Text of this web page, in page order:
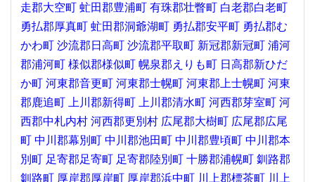
走郡大空町 虻田郡豊浦町 有珠郡壮瞥町 白老郡白老町
勇払郡厚真町 虻田郡洞爺湖町 勇払郡安平町 勇払郡む
かわ町 沙流郡日高町 沙流郡平取町 新冠郡新冠町 浦河
郡浦河町 様似郡様似町 幌泉郡えりも町 日高郡新ひだ
か町 河東郡音更町 河東郡士幌町 河東郡上士幌町 河東
郡鹿追町
上川郡新得町 上川郡清水町 河西郡芽室町 河
西郡中札内村 河西郡更別村 広尾郡大樹町 広尾郡広尾
町 中川郡幕別町 中川郡池田町 中川郡豊頃町 中川郡本
別町 足寄郡足寄町 足寄郡陸別町 十勝郡浦幌町 釧路郡
釧路町 厚岸郡厚岸町 厚岸郡浜中町 川上郡標茶町 川上